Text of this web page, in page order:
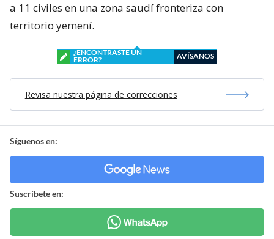
a 11 civiles en una zona saudí fronteriza con
territorio yemení.
¿ENCONTRASTE UN
ERROR?
AVÍSANOS
Revisa nuestra página de correcciones
Síguenos en:
Suscríbete en: